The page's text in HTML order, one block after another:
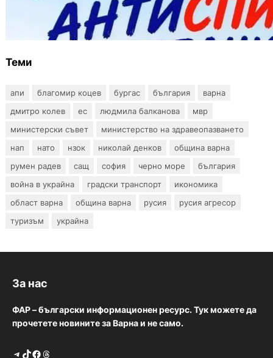
Варна предлага безплатни и анонимни
тестове за ХИВ и други инфекции през
август
Теми
апи благомир коцев бургас българия
варна
дмитро колев
ес людмила балканова
мвр
министерски съвет
министерство на здравеопазването
нап
нато нзок николай денков
община варна
румен радев
сащ софия черно море
българия
война в украйна
градски транспорт
икономика
област варна
община варна русия
русия агресор
туризъм
украйна
За нас
ФАР – български информационен ресурс. Тук можете да
прочетете новините за Варна и не само.
Telegram TikTok Facebook Threads